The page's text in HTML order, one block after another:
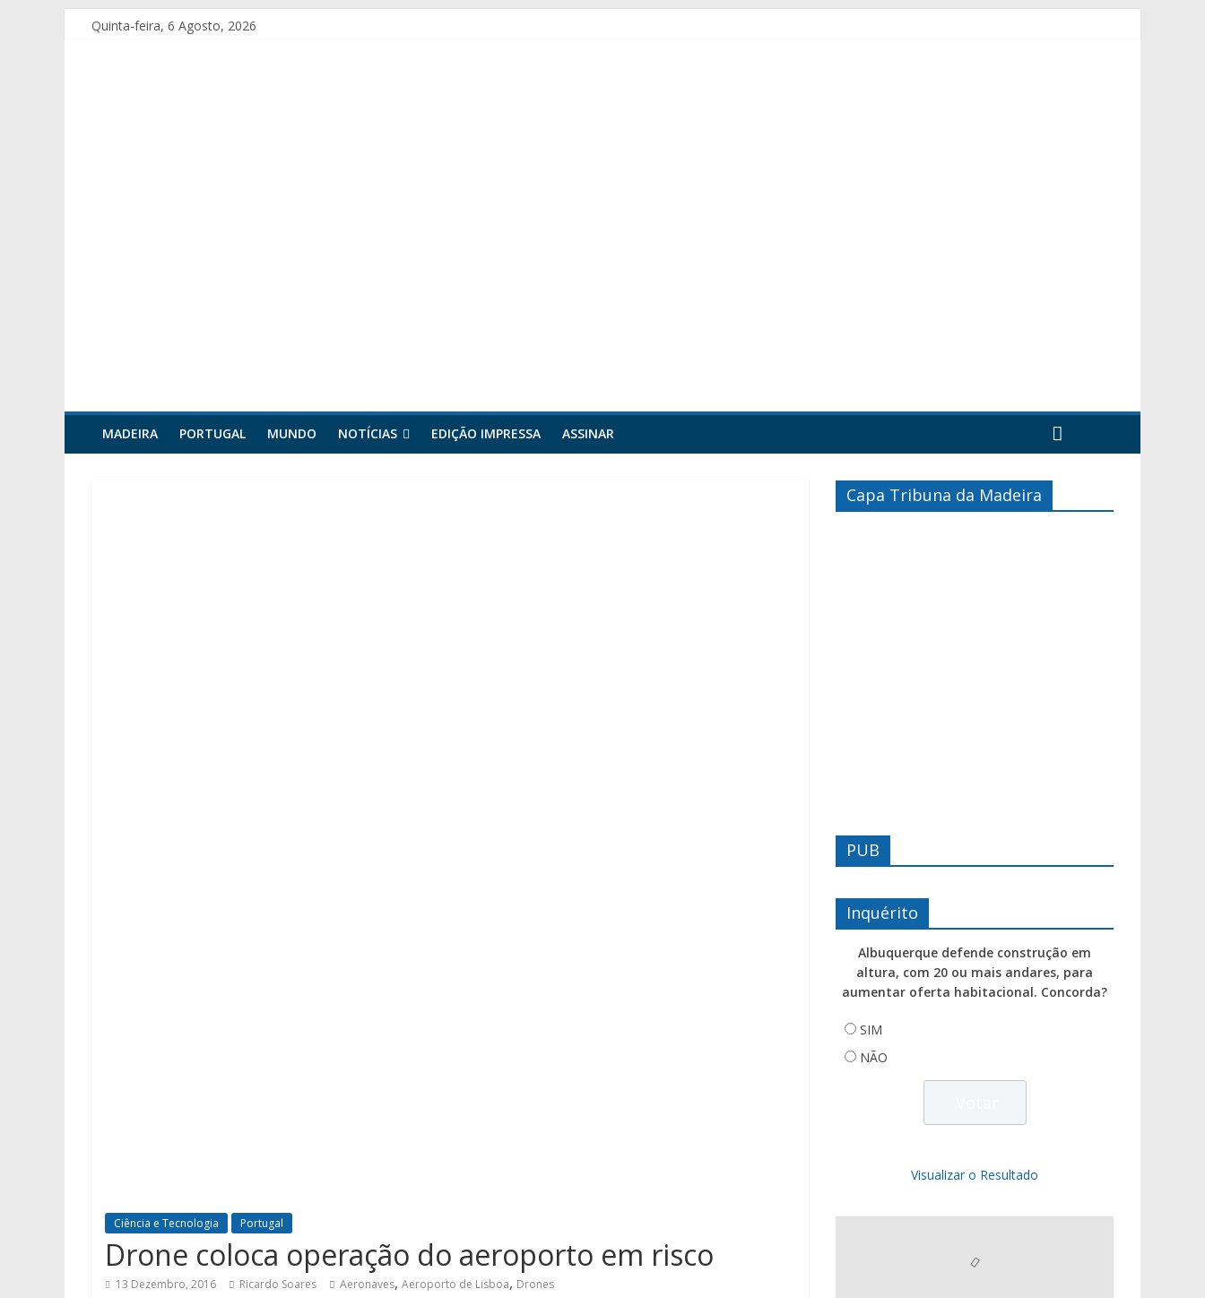
Quinta-feira, 6 Agosto, 2026
MADEIRA PORTUGAL MUNDO NOTÍCIAS EDIÇÃO IMPRESSA ASSINAR
Ciência e Tecnologia Portugal
Drone coloca operação do aeroporto em risco
13 Dezembro, 2016 Ricardo Soares Aeronaves, Aeroporto de Lisboa, Drones
Capa Tribuna da Madeira
PUB
Inquérito
Albuquerque defende construção em
altura, com 20 ou mais andares, para
aumentar oferta habitacional. Concorda?
SIM
NÃO
Visualizar o Resultado